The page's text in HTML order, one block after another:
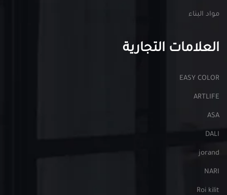
مواد البناء
العلامات التجارية
EASY COLOR
ARTLIFE
ASA
DALI
jorand
NARI
Roi kilit